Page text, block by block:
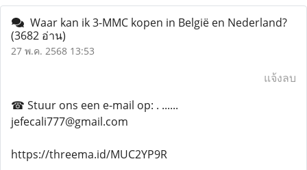
Waar kan ik 3-MMC kopen in België en Nederland?
(3682 อ่าน)
27 พ.ค. 2568 13:53
แจ้งลบ
☎ Stuur ons een e-mail op: . ......
jefecali777@gmail.com
https://threema.id/MUC2YP9R